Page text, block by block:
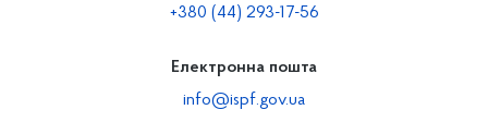
+380 (44) 293-17-56
Електронна пошта
info@ispf.gov.ua